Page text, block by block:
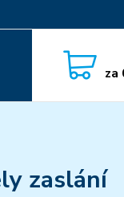
za
zaslání